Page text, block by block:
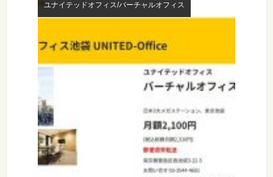
ユナイテッドオフィス/バーチャルオフィス